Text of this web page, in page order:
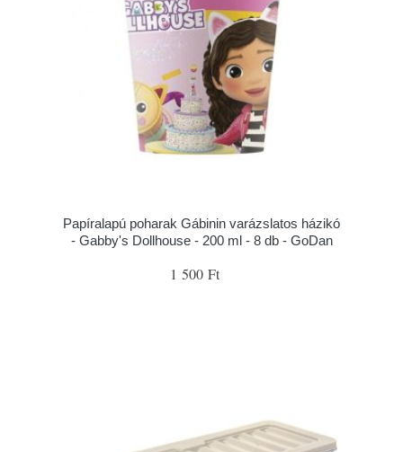
Papíralapú poharak Gábinin varázslatos házikó
- Gabby's Dollhouse - 200 ml - 8 db - GoDan
1 500 Ft